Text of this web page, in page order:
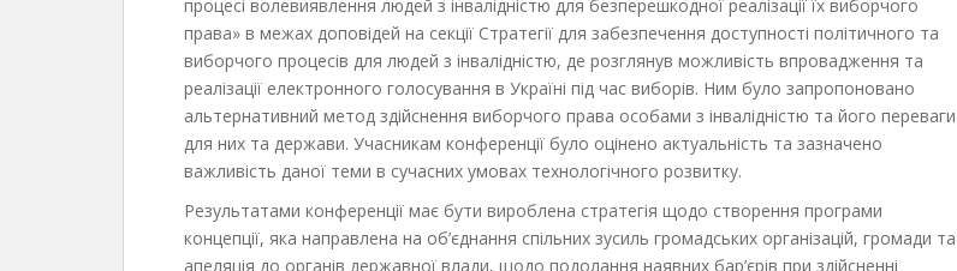
процесі волевиявлення людей з інвалідністю для безперешкодної реалізації їх виборчого
права» в межах доповідей на секції Стратегії для забезпечення доступності політичного та
виборчого процесів для людей з інвалідністю, де розглянув можливість впровадження та
реалізації електронного голосування в Україні під час виборів. Ним було запропоновано
альтернативний метод здійснення виборчого права особами з інвалідністю та його переваги
для них та держави. Учасникам конференції було оцінено актуальність та зазначено
важливість даної теми в сучасних умовах технологічного розвитку.
Результатами конференції має бути вироблена стратегія щодо створення програми
концепції, яка направлена на об’єднання спільних зусиль громадських організацій, громади та
апеляція до органів державної влади, щодо подолання наявних бар’єрів при здійсненні